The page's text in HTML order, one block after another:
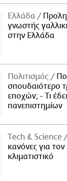
Ελλάδα
γνωστής
στην Ελλάδα
Πολιτισμός
σπουδαιότερο
εποχών; - Τι
πανεπιστημίων
Τech & Science
κανόνες για
κλιματιστικό